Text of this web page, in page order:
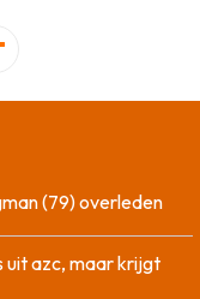
(79) overleden
uit azc, maar krijgt